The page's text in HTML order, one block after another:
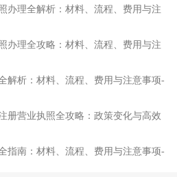
办理全解析：材料、流程、费用与注
办理全攻略：材料、流程、费用与注
解析：材料、流程、费用与注意事项-
册营业执照全攻略：政策变化与高效
指南：材料、流程、费用与注意事项-